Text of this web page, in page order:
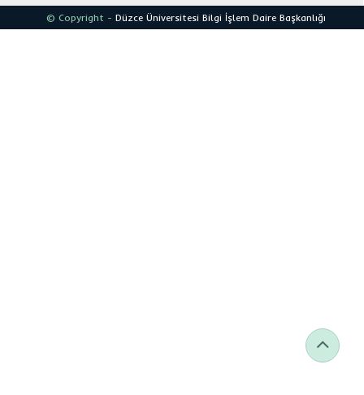
© Copyright - Düzce Üniversitesi Bilgi İşlem Daire Başkanlığı